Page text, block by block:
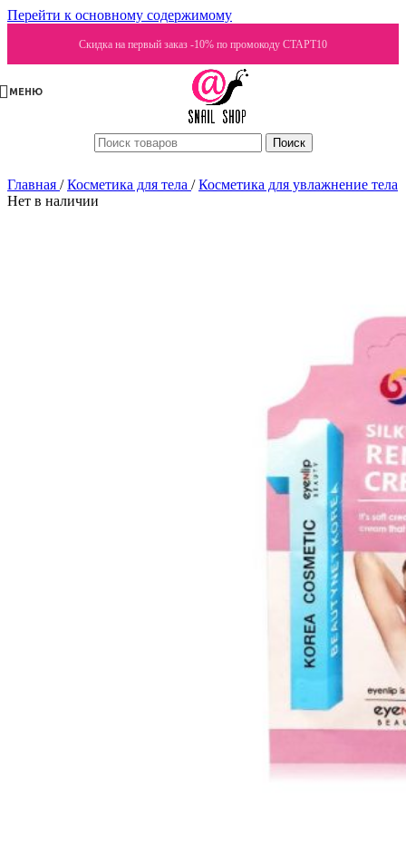
Перейти к основному содержимому
Скидка на первый заказ -10% по промокоду СТАРТ10
МЕНЮ
Поиск
Главная / Косметика для тела / Косметика для увлажнение тела
Нет в наличии